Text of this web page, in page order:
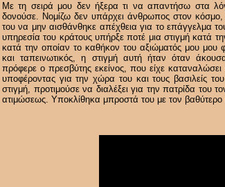
Με τη σειρά μου δεν ήξερα τι να απαντήσω στα
δονούσε. Νομίζω δεν υπάρχει άνθρωπος στον
του να μην αισθάνθηκε απέχθεια για το επάγγελμα
υπηρεσία του κράτους υπήρξε ποτέ μια στιγμή κατά
κατά την οποίαν το καθήκον του αξιώματός μου μου
και ταπεινωτικός, η στιγμή αυτή ήταν όταν
πρόφερε ο πρεσβύτης εκείνος, που είχε
υποφέροντας για την χώρα του και τους βασιλείς
στιγμή, προτιμούσε να διαλέξει για την πατρίδα του
ατιμώσεως. Υποκλίθηκα μπροστά του με τον